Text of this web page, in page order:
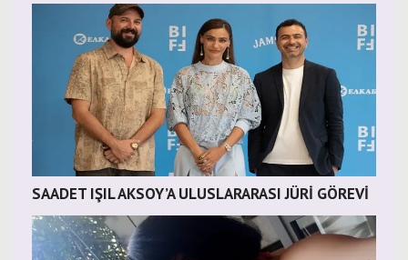
SAADET IŞIL AKSOY’A ULUSLARARASI JÜRİ GÖREVİ